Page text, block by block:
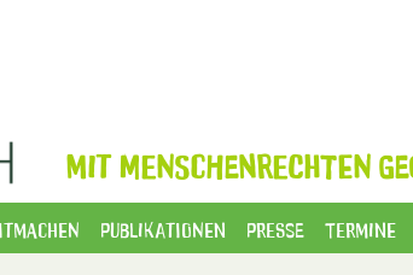
MIT MENSCHENRECHTEN
Publikationen Presse Termine